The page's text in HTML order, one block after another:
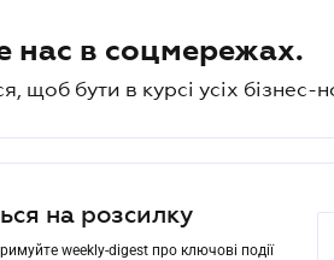
нас в соцмережах.
щоб бути в курсі усіх бізнес-
на розсилку
weekly-digest про ключові події